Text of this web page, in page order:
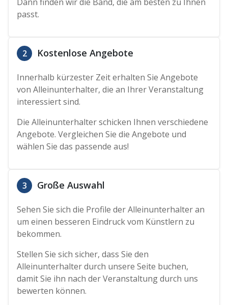
passt.
2 Kostenlose Angebote
Innerhalb kürzester Zeit erhalten Sie Angebote
von Alleinunterhalter, die an Ihrer Veranstaltung
interessiert sind.
Die Alleinunterhalter schicken Ihnen verschiedene
Angebote. Vergleichen Sie die Angebote und
wählen Sie das passende aus!
3 Große Auswahl
Sehen Sie sich die Profile der Alleinunterhalter an
um einen besseren Eindruck vom Künstlern zu
bekommen.
Stellen Sie sich sicher, dass Sie den
Alleinunterhalter durch unsere Seite buchen,
damit Sie ihn nach der Veranstaltung durch uns
bewerten können.